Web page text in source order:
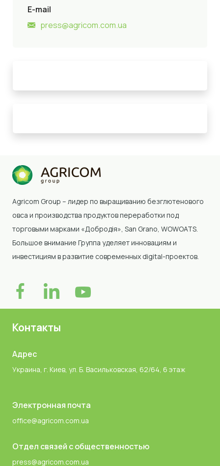
E-mail
press@agricom.com.ua
Agricom Group – лидер по выращиванию безглютенового
овса и производства продуктов переработки под
торговыми марками «Добродія» , San Grano, WOWOATS
Большое внимание Группа уделяет инновациям и
инвестициям в развитие современных digital-проектов.
Контакты
Адрес
Украина, г. Киев, ул. Б. Васильковская, 62/64, 6 этаж
Электронная почта
office@agricom.com.ua
Отдел связей с общественностью
press@agricom.com.ua